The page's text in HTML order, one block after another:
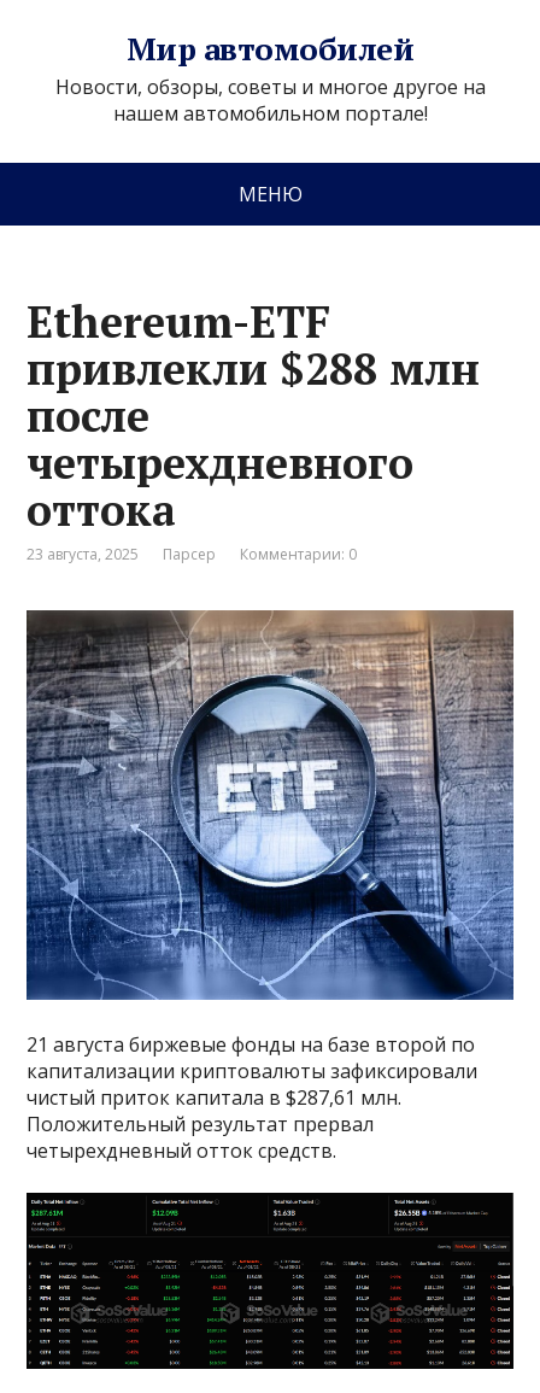
Мир автомобилей
Новости, обзоры, советы и многое другое на
нашем автомобильном портале!
МЕНЮ
Ethereum-ETF
привлекли $288 млн
после
четырехдневного
оттока
23 августа, 2025 Парсер Комментарии: 0
21 августа биржевые фонды на базе второй по
капитализации криптовалюты зафиксировали
чистый приток капитала в $287,61 млн.
Положительный результат прервал
четырехдневный отток средств.